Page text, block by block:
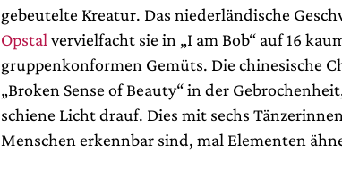
gebeutelte Kreatur. Das niederländische
Opstal vervielfacht sie in „I am Bob“ auf 16
gruppenkonformen Gemüts. Die chinesische
„Broken Sense of Beauty“ in der
schiene Licht drauf. Dies mit sechs
Menschen erkennbar sind, mal Elementen